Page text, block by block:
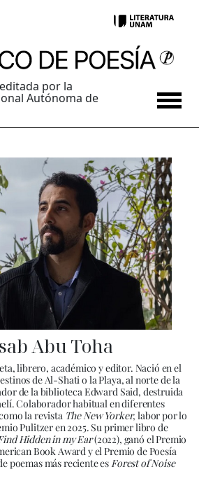
por la
Autónoma de
Abu Toha
librero, académico y editor. Nació en el
de Al-Shati o la Playa, al norte de la
de la biblioteca Edward Said, destruida
Colaborador habitual en diferentes
la revista The New Yorker, labor por lo
Pulitzer en 2025. Su primer libro de
Hidden in my Ear(2022), ganó el Premio
Book Award y el Premio de Poesía
poemas más reciente esForest of Noise